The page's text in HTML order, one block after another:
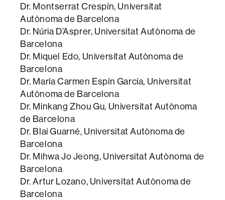
Dr. Montserrat Crespín, Universitat
Autònoma de Barcelona
Dr. Núria D’Asprer, Universitat Autònoma de
Barcelona
Dr. Miquel Edo, Universitat Autònoma de
Barcelona
Dr. María Carmen Espín García, Universitat
Autònoma de Barcelona
Dr. Minkang Zhou Gu, Universitat Autònoma
de Barcelona
Dr. Blai Guarné, Universitat Autònoma de
Barcelona
Dr. Mihwa Jo Jeong, Universitat Autònoma de
Barcelona
Dr. Artur Lozano, Universitat Autònoma de
Barcelona